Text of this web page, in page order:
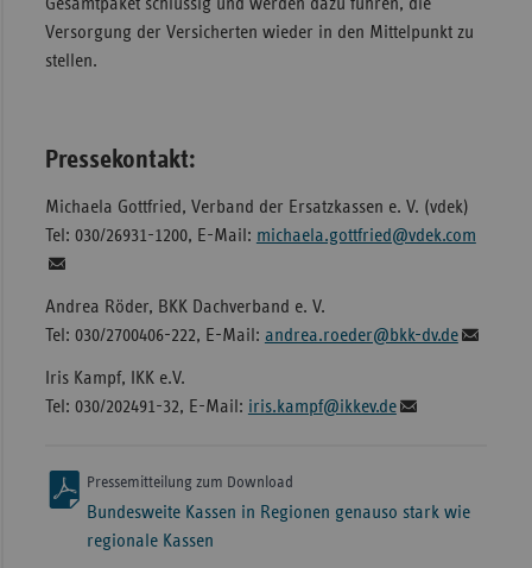
Versorgung der Versicherten wieder in den Mittelpunkt zu
stellen.
Pressekontakt:
Michaela Gottfried, Verband der Ersatzkassen e. V. (vdek)
Tel: 030/26931-1200, E-Mail: michaela.gottfried@vdek.com
Andrea Röder, BKK Dachverband e. V.
Tel: 030/2700406-222, E-Mail: andrea.roeder@bkk-dv.de
Iris Kampf, IKK e.V.
Tel: 030/202491-32, E-Mail: iris.kampf@ikkev.de
Pressemitteilung zum Download
Bundesweite Kassen in Regionen genauso stark wie
regionale Kassen